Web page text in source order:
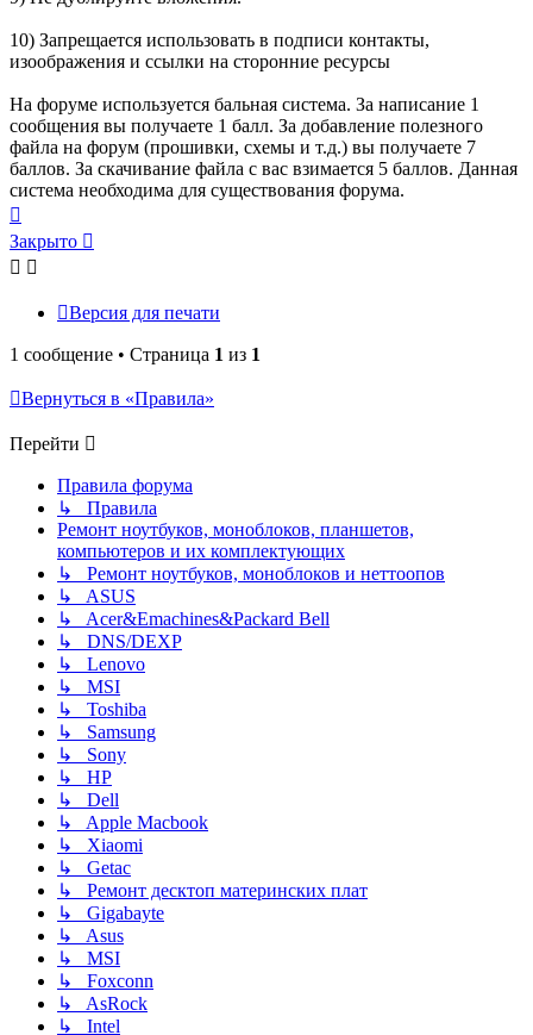
10) Запрещается использовать в подписи контакты,
изоображения и ссылки на сторонние ресурсы
На форуме используется бальная система. За написание 1
сообщения вы получаете 1 балл. За добавление полезного
файла на форум (прошивки, схемы и т.д.) вы получаете 7
баллов. За скачивание файла с вас взимается 5 баллов. Данная
система необходима для существования форума.
началу
Закрыто
Закрыто
Версия для печати
1 сообщение • Страница 1 из 1
Вернуться в «Правила»
Перейти
Правила форума
↳ Правила
Ремонт ноутбуков, моноблоков, планшетов,
компьютеров и их комплектующих
↳ Ремонт ноутбуков, моноблоков и неттоопов
↳ ASUS
↳ Acer&Emachines&Packard Bell
↳ DNS/DEXP
↳ Lenovo
↳ MSI
↳ Toshiba
↳ Samsung
↳ Sony
↳ HP
↳ Dell
↳ Apple Macbook
↳ Xiaomi
↳ Getac
↳ Ремонт десктоп материнских плат
↳ Gigabayte
↳ Asus
↳ MSI
↳ Foxconn
↳ AsRock
↳ Intel